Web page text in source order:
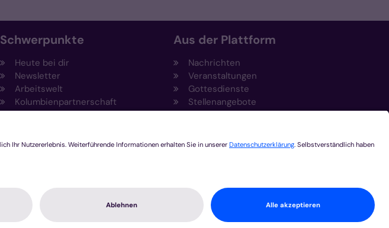
Schwerpunkte
Heute bei dir
Newsletter
Arbeitswelt
Kolumbienpartnerschaft
Umweltportal
Fundraising
Aus der Plattform
Nachrichten
Veranstaltungen
Gottesdienste
Stellenangebote
Kirchenzeitung
Rechtsdatenbank